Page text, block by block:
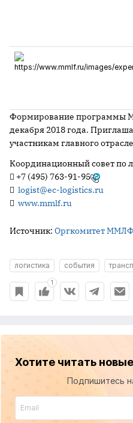
Формирование программы
декабря 2018 года.
участникам главного
Координационный совет по
 +7 (495) 763-91-95
 logist@ec-logistics.ru
 www.mmlf.ru
Источник: Оргкомитет
логистика события
1
Хотите читать
Подпишитесь